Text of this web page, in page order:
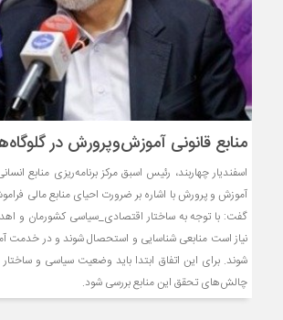
منابع قانونی آموزش‌وپرورش در
اسفندیار چهاربند، رئیس اسبق مرکز برنامه‌ریزی منابع
آموزش و پرورش با اشاره بر ضرورت احیای منابع مالی
گفت: با توجه به ساختار اقتصادی_سیاسی کشورمان و
نیاز است منابعی شناسایی و استحصال شوند و در خدمت
شوند. برای این اتفاق ابتدا باید وضعیت سیاسی و
چالش‌های تحقق این منابع بررسی شود.